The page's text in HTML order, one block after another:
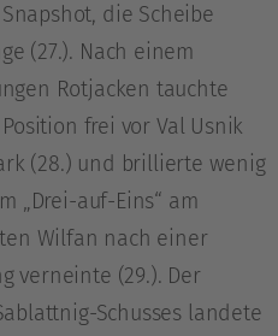
die Scheibe
(27.). Nach einem
Rotjacken tauchte
frei vor Val Usnik
(28.) und brillierte wenig
„Drei-auf-Eins“ am
Wilfan nach einer
verneinte (29.). Der
Schusses landete